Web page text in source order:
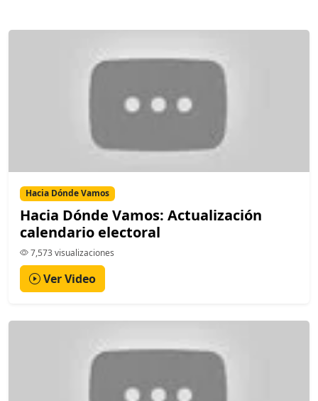
Hacia Dónde Vamos
Hacia Dónde Vamos: Actualización
calendario electoral
7,573 visualizaciones
Ver Video